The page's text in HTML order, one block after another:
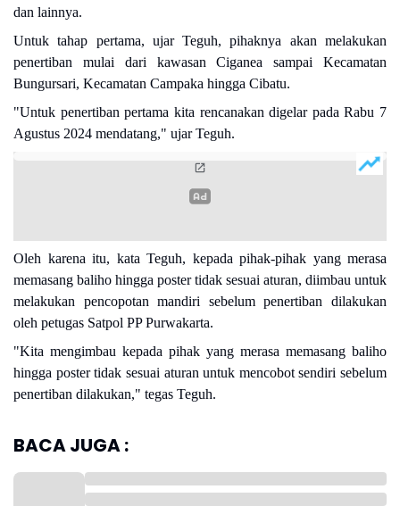
dan lainnya.
Untuk tahap pertama, ujar Teguh, pihaknya akan melakukan
penertiban mulai dari kawasan Ciganea sampai Kecamatan
Bungursari, Kecamatan Campaka hingga Cibatu.
"Untuk penertiban pertama kita rencanakan digelar pada Rabu 7
Agustus 2024 mendatang," ujar Teguh.
Oleh karena itu, kata Teguh, kepada pihak-pihak yang merasa
memasang baliho hingga poster tidak sesuai aturan, diimbau untuk
melakukan pencopotan mandiri sebelum penertiban dilakukan
oleh petugas Satpol PP Purwakarta.
"Kita mengimbau kepada pihak yang merasa memasang baliho
hingga poster tidak sesuai aturan untuk mencobot sendiri sebelum
penertiban dilakukan," tegas Teguh.
BACA JUGA :